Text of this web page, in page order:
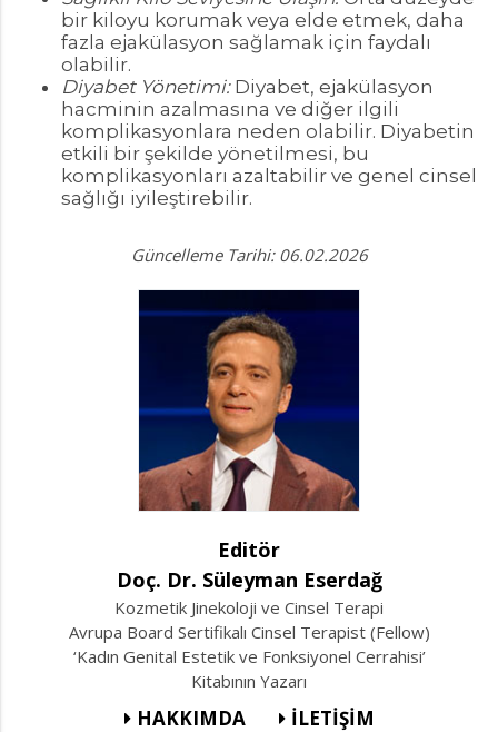
bir kiloyu korumak veya elde etmek, daha
fazla ejakülasyon sağlamak için faydalı
olabilir.
Diyabet Yönetimi:Diyabet, ejakülasyon
hacminin azalmasına ve diğer ilgili
komplikasyonlara neden olabilir. Diyabetin
etkili bir şekilde yönetilmesi, bu
komplikasyonları azaltabilir ve genel cinsel
sağlığı iyileştirebilir.
Güncelleme Tarihi: 06.02.2026
Editör
Doç. Dr. Süleyman Eserdağ
Kozmetik Jinekoloji ve Cinsel Terapi
Avrupa Board Sertifikalı Cinsel Terapist (Fellow)
‘Kadın Genital Estetik ve Fonksiyonel Cerrahisi’
Kitabının Yazarı
HAKKIMDA İLETİŞİM